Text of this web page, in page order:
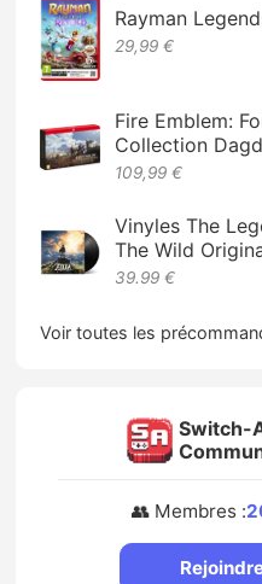
Rayman
29,99 €
Fire Emblem:
Collection
109,99 €
Vinyles The
The Wild
39.99 €
Voir toutes les
Switch-
👥 Membres :